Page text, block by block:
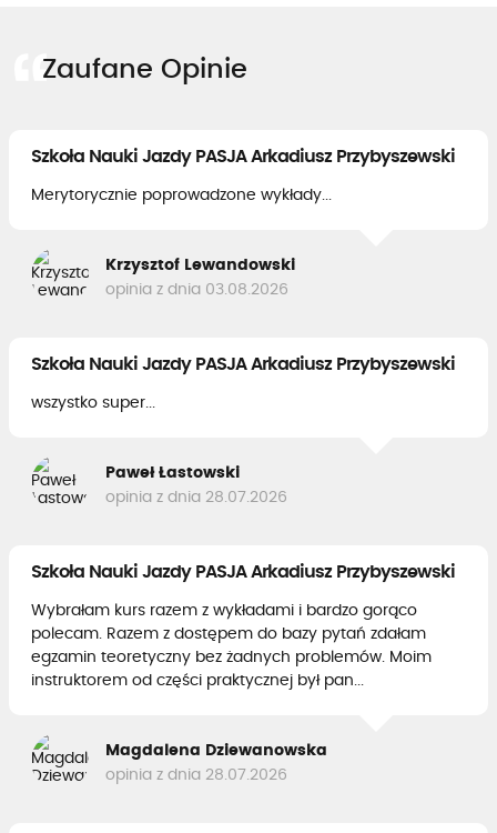
Zaufane Opinie
Szkoła Nauki Jazdy PASJA Arkadiusz Przybyszewski
Merytorycznie poprowadzone wykłady...
Krzysztof Lewandowski
opinia z dnia 03.08.2026
Szkoła Nauki Jazdy PASJA Arkadiusz Przybyszewski
wszystko super...
Paweł Łastowski
opinia z dnia 28.07.2026
Szkoła Nauki Jazdy PASJA Arkadiusz Przybyszewski
Wybrałam kurs razem z wykładami i bardzo gorąco
polecam. Razem z dostępem do bazy pytań zdałam
egzamin teoretyczny bez żadnych problemów. Moim
instruktorem od części praktycznej był pan...
Magdalena Dziewanowska
opinia z dnia 28.07.2026